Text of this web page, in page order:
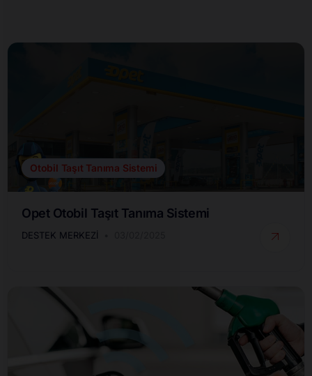
Otobil Taşıt Tanıma Sistemi
Opet Otobil Taşıt Tanıma Sistemi
DESTEK MERKEZI